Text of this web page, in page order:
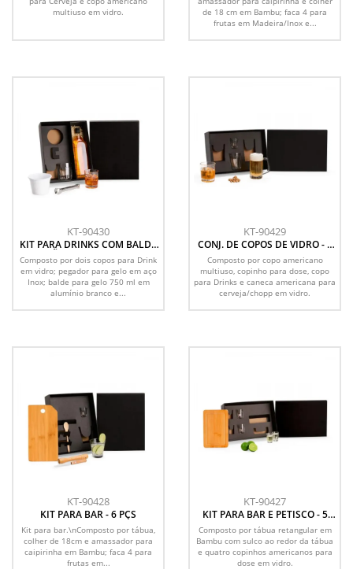
multiuso em vidro.
de 18 cm em Bambu; faca 4 para
frutas em Madeira/Inox e...
KT-90430
KIT PARA DRINKS COM BALDE
- NÃO ACOMPANHA A
GARRAFA - 4 PÇS
Composto por dois copos para Drink
em vidro; pegador para gelo em aço
Inox; balde para gelo 750 ml em
alumínio branco e...
KT-90429
CONJ. DE COPOS DE VIDRO - 4
Composto por copo americano
multiuso, copinho para dose, copo
para Drinks e caneca americana para
cerveja/chopp em vidro.
KT-90428
KIT PARA BAR - 6 PÇS
Kit para bar.\nComposto por tábua,
colher de 18cm e amassador para
caipirinha em Bambu; faca 4 para
frutas em...
KT-90427
KIT PARA BAR E PETISCO - 5
PÇS
Composto por tábua retangular em
Bambu com sulco ao redor da tábua
e quatro copinhos americanos para
dose em vidro.